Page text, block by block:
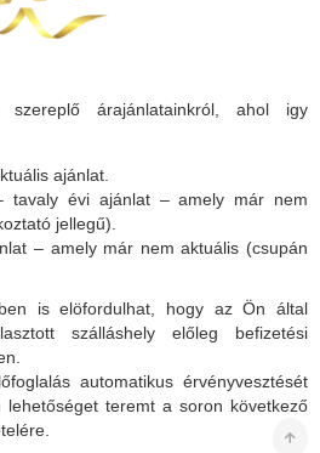
árajánlatainkról, ahol igy
ajánlat.
tavaly évi ajánlat – amely már nem
jellegű).
– amely már nem aktuális (csupán
is elöfordulhat, hogy az Ön által
szálláshely előleg befizetési
automatikus érvényvesztését
teremt a soron következő